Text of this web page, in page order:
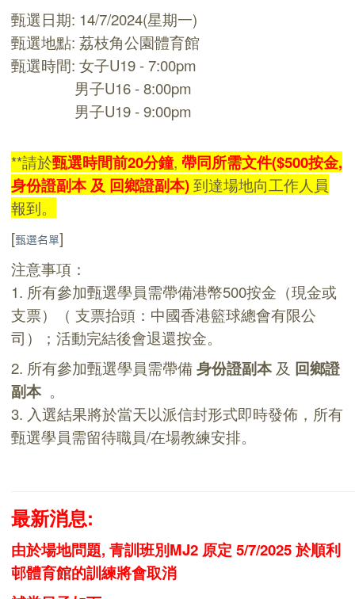
甄選日期: 14/7/2024(星期一)
甄選地點: 荔枝角公園體育館
甄選時間: 女子U19 - 7:00pm
男子U16 - 8:00pm
男子U19 - 9:00pm
**請於甄選時間前20分鐘,帶同所需文件($500按金,
身份證副本 及 回鄉證副本)到達場地向工作人員
報到。
[甄選名單]
注意事項：
1. 所有參加甄選學員需帶備港幣500按金（現金或
支票）（ 支票抬頭：中國香港籃球總會有限公
司）；活動完結後會退還按金。
2. 所有參加甄選學員需帶備身份證副本 及 回鄉證
副本 。
3. 入選結果將於當天以派信封形式即時發佈，所有
甄選學員需留待職員/在場教練安排。
最新消息:
由於場地問題, 青訓班別MJ2 原定 5/7/2025 於順利
邨體育館的訓練將會取消